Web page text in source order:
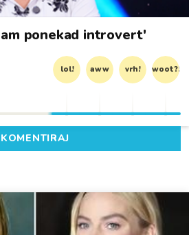
ponekad introvert'
lol! aww vrh! woot?!
KOMENTIRAJ